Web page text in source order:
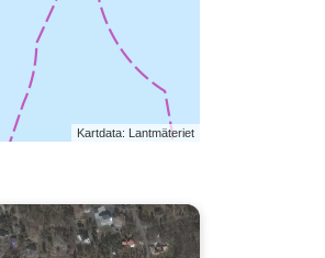
Kartdata: Lantmäteriet